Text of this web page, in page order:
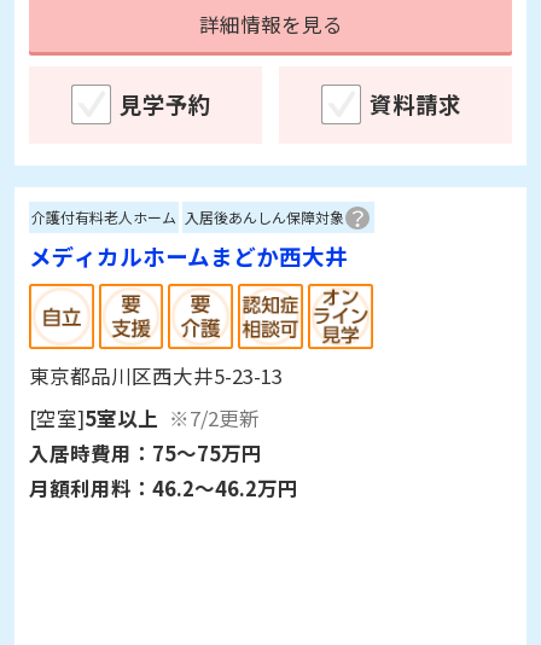
詳細情報を見る
見学予約 資料請求
介護付有料老人ホーム 入居後あんしん保障対象
メディカルホームまどか西大井
東京都品川区西大井5-23-13
[空室]5室以上 ※7/2更新
入居時費用： 75～75万円
月額利用料： 46.2～46.2万円